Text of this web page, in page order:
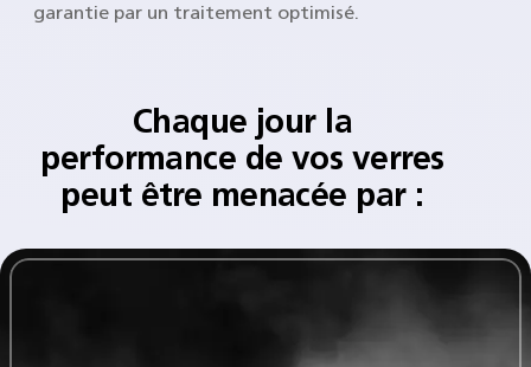
garantie par un traitement optimisé.
Chaque jour la
performance de vos verres
peut être menacée par :